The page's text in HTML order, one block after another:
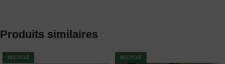
Produits similaires
RECYCLÉ RECYCLÉ